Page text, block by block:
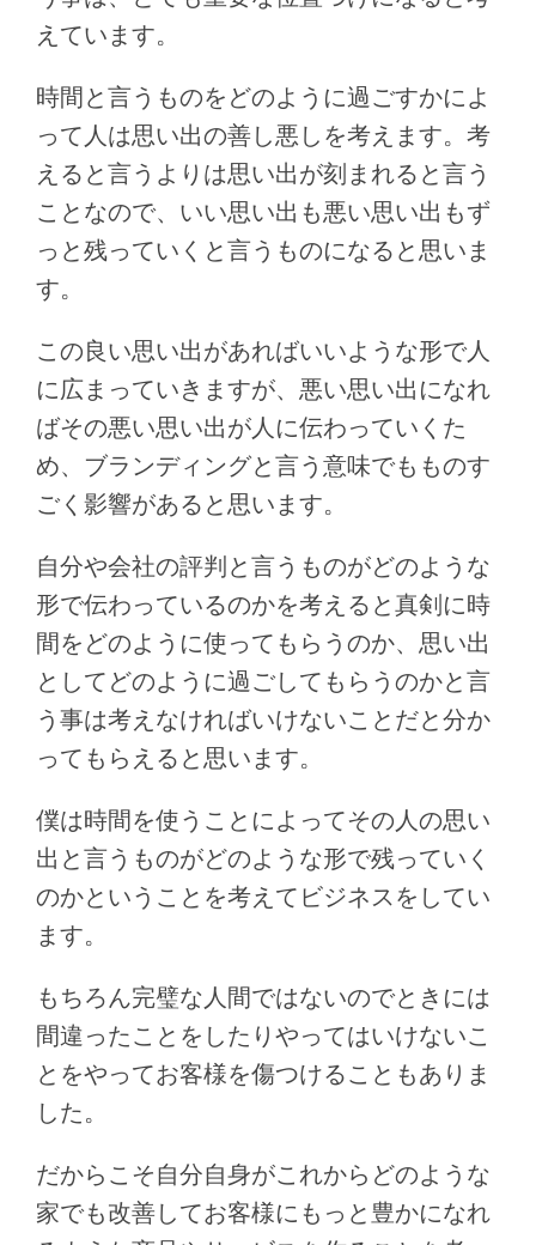
えています。
時間と言うものをどのように過ごすかによ
って人は思い出の善し悪しを考えます。考
えると言うよりは思い出が刻まれると言う
ことなので、いい思い出も悪い思い出もず
っと残っていくと言うものになると思いま
す。
この良い思い出があればいいような形で人
に広まっていきますが、悪い思い出になれ
ばその悪い思い出が人に伝わっていくた
め、ブランディングと言う意味でもものす
ごく影響があると思います。
自分や会社の評判と言うものがどのような
形で伝わっているのかを考えると真剣に時
間をどのように使ってもらうのか、思い出
としてどのように過ごしてもらうのかと言
う事は考えなければいけないことだと分か
ってもらえると思います。
僕は時間を使うことによってその人の思い
出と言うものがどのような形で残っていく
のかということを考えてビジネスをしてい
ます。
もちろん完璧な人間ではないのでときには
間違ったことをしたりやってはいけないこ
とをやってお客様を傷つけることもありま
した。
だからこそ自分自身がこれからどのような
家でも改善してお客様にもっと豊かになれ